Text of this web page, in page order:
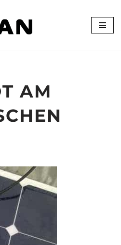
AM